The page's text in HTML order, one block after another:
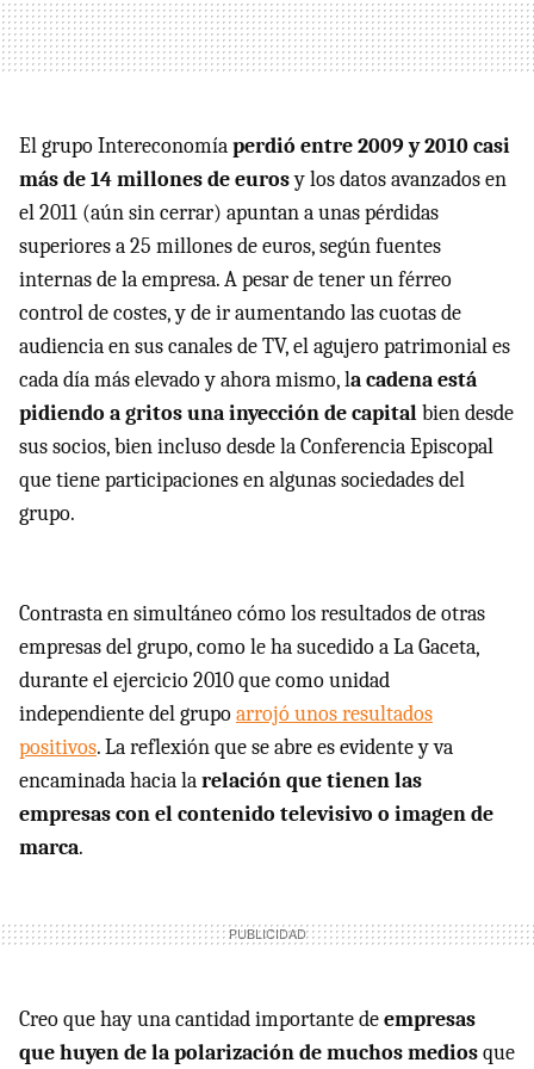
El grupo Intereconomíaperdió entre 2009 y 2010 casi
más de 14 millones de eurosy los datos avanzados en
el 2011 (aún sin cerrar) apuntan a unas pérdidas
superiores a 25 millones de euros, según fuentes
internas de la empresa. A pesar de tener un férreo
control de costes, y de ir aumentando las cuotas de
audiencia en sus canales de TV, el agujero patrimonial es
cada día más elevado y ahora mismo, la cadena está
pidiendo a gritos una inyección de capitalbien desde
sus socios, bien incluso desde la Conferencia Episcopal
que tiene participaciones en algunas sociedades del
grupo.
Contrasta en simultáneo cómo los resultados de otras
empresas del grupo, como le ha sucedido a La Gaceta,
durante el ejercicio 2010 que como unidad
independiente del grupoarrojó unos resultados
positivos. La reflexión que se abre es evidente y va
encaminada hacia larelación que tienen las
empresas con el contenido televisivo o imagen de
marca.
Creo que hay una cantidad importante deempresas
que huyen de la polarización de muchos mediosque